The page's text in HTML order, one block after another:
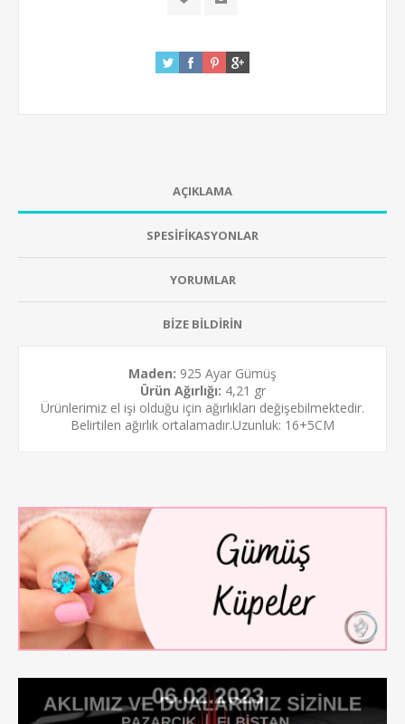
AÇIKLAMA
SPESİFİKASYONLAR
YORUMLAR
BİZE BİLDİRİN
Maden: 925 Ayar Gümüş
Ürün Ağırlığı: 4,21 gr
Ürünlerimiz el işi olduğu için ağırlıkları değişebilmektedir.
Belirtilen ağırlık ortalamadır.Uzunluk: 16+5CM